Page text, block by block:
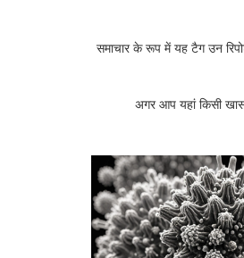
समाचार के रूप में यह टैग उन
अगर आप यहां किसी